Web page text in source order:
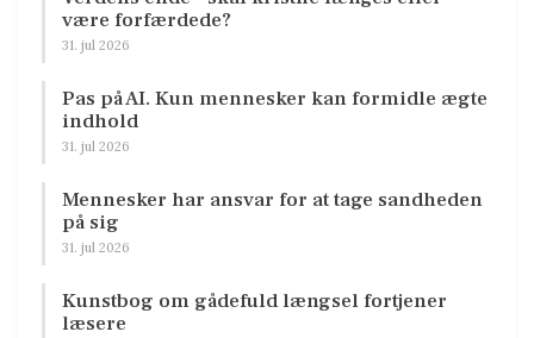
være forfærdede?
31. jul 2026
Pas på AI. Kun mennesker kan formidle ægte
indhold
31. jul 2026
Mennesker har ansvar for at tage sandheden
på sig
31. jul 2026
Kunstbog om gådefuld længsel fortjener
læsere